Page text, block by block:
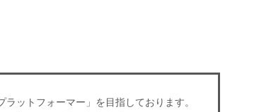
ットフォーマー」を目指しております。